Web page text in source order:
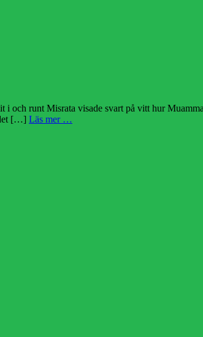
i och runt Misrata visade svart på vitt hur
[…] Läs mer …